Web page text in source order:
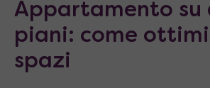
Appartamento su
piani: come
spazi